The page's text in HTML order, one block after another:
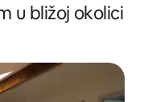
u bližoj okolici